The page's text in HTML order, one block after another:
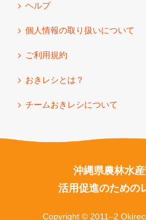
ヘルプ
個人情報の取り扱いについて
ご利用規約
おきレシとは？
チームおきレシについて
沖縄県農林水
活用促進のための
Copyright © 2011–2